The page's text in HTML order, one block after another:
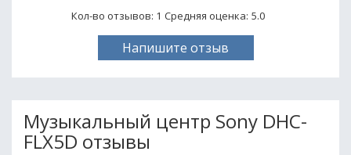
Кол-во отзывов: 1 Средняя оценка: 5.0
Напишите отзыв
Музыкальный центр Sony DHC-
FLX5D отзывы